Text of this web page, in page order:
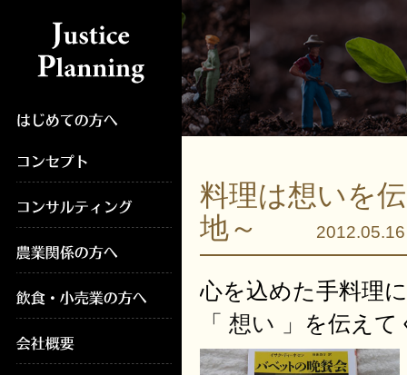
料理は想いを
地～
2012.05.16
心を込めた手料理
「 想い 」
を伝えて